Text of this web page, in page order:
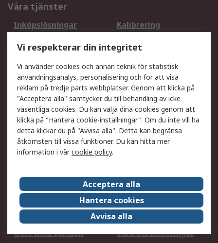
Våra tjänster
Inköpslösningar
Kalibrering
DesignSpark
Teknisk Support
Ditt lokala säljteam
Exportlösningar
Support
Få hjälp
Retur av varor
Leverans
Spåra din order
Begär en fakturakopi
Fördelar med RS-konto
Betalningsalternativ
Om RS
Försäljningsvillkor
Det juridiska
Press Centre
Jobba hos RS
ESG
Över hela världen
Våra certificeringar
Vi respekterar din integritet
Vi använder cookies och annan teknik för statistisk
användningsanalys, personalisering och för att visa
reklam på tredje parts webbplatser. Genom att klicka på
"Acceptera alla" samtycker du till behandling av icke
väsentliga cookies. Du kan välja dina cookies genom att
klicka på "Hantera cookie-inställningar". Om du inte vill ha
detta klickar du på "Avvisa alla". Detta kan begränsa
åtkomsten till vissa funktioner. Du kan hitta mer
information i vårcookie policy.
Acceptera alla
Hantera cookies
Avvisa alla